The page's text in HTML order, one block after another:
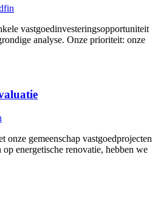
vastgoedinvesteringsopportuniteit
analyse. Onze prioriteit: onze
onze gemeenschap vastgoedprojecten
energetische renovatie, hebben we